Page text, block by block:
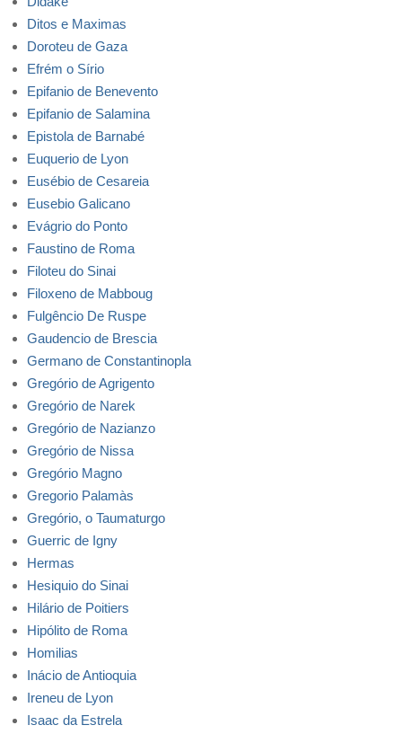
Ditos e Maximas
Doroteu de Gaza
Efrém o Sírio
Epifanio de Benevento
Epifanio de Salamina
Epistola de Barnabé
Euquerio de Lyon
Eusébio de Cesareia
Eusebio Galicano
Evágrio do Ponto
Faustino de Roma
Filoteu do Sinai
Filoxeno de Mabboug
Fulgêncio De Ruspe
Gaudencio de Brescia
Germano de Constantinopla
Gregório de Agrigento
Gregório de Narek
Gregório de Nazianzo
Gregório de Nissa
Gregório Magno
Gregorio Palamàs
Gregório, o Taumaturgo
Guerric de Igny
Hermas
Hesiquio do Sinai
Hilário de Poitiers
Hipólito de Roma
Homilias
Inácio de Antioquia
Ireneu de Lyon
Isaac da Estrela